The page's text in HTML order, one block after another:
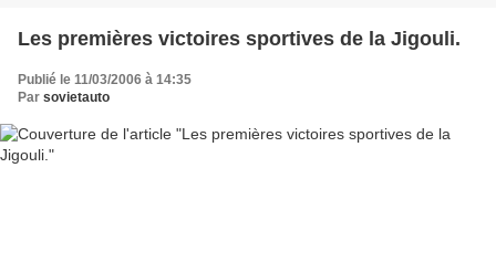
Les premières victoires sportives de la Jigouli.
Publié le 11/03/2006 à 14:35
Par sovietauto